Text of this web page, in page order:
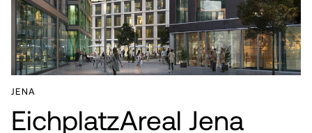
JENA
EichplatzAreal Jena